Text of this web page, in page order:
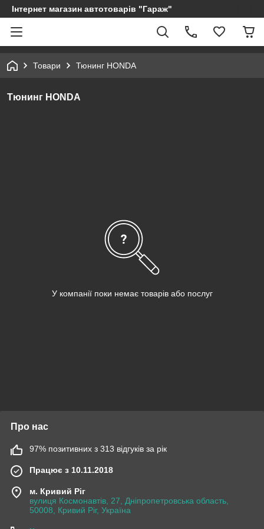
Інтернет магазин автотоварів "Гараж"
Товари Тюнинг HONDA
Тюнинг HONDA
У компанії поки немає товарів або послуг
Про нас
97% позитивних з 313 відгуків за рік
Працює з 10.11.2018
м. Кривий Ріг
вулиця Космонавтів, 27, Дніпропетровська область,
50008, Кривий Ріг, Україна